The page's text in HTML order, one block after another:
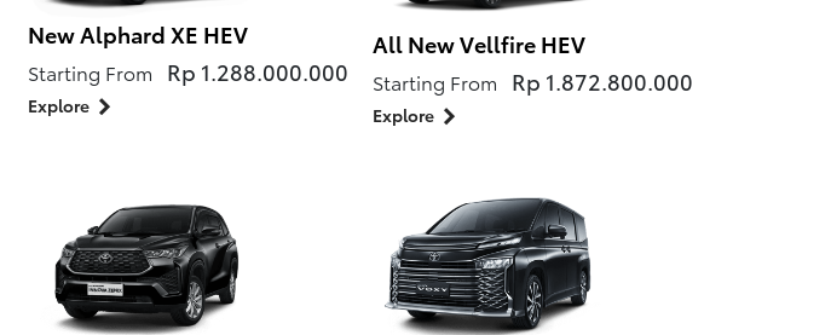
New Alphard XE HEV
Starting From Rp 1.288.000.000
Explore
All New Vellfire HEV
Starting From Rp 1.872.800.000
Explore